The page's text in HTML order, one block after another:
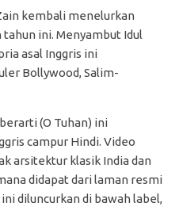
kembali menelurkan
ini. Menyambut Idul
asal Inggris ini
Bollywood, Salim-
(O Tuhan) ini
campur Hindi. Video
arsitektur klasik India dan
didapat dari laman resmi
diluncurkan di bawah label,